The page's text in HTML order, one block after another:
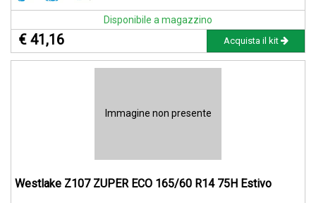
Disponibile a magazzino
€ 41,16 Acquista il kit
Immagine non presente
Westlake Z107 ZUPER ECO 165/60 R14 75H Estivo